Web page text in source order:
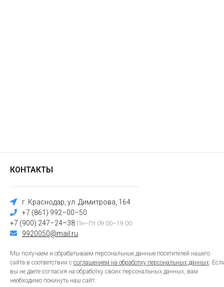
КОНТАКТЫ
г. Краснодар, ул. Димитрова, 164
+7 (861) 992–00–50
+7 (900) 247–24–38 Пн–Пт 09:00–19:00
9920050@mail.ru
Мы получаем и обрабатываем персональные данные посетителей нашего
сайта в соответствии с соглашением на обработку персональных данных.
вы не даете согласия на обработку своих персональных данных, вам
необходимо покинуть наш сайт.